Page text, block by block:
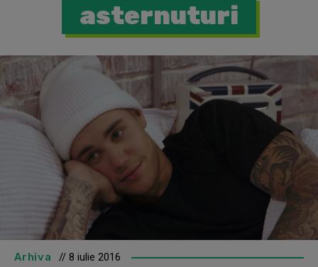
asternuturi
Arhiva // 8 iulie 2016